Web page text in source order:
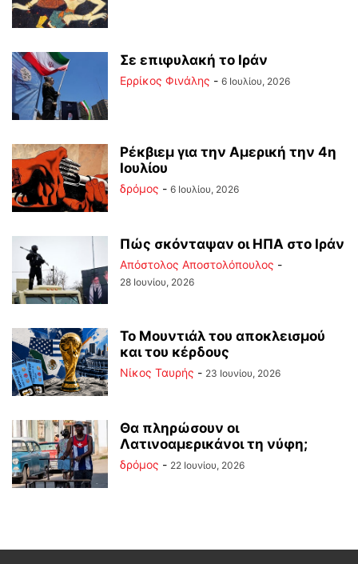
Σε επιφυλακή το Ιράν
Ερρίκος Φινάλης - 6 Ιουλίου, 2026
Ρέκβιεμ για την Αμερική την 4η
Ιουλίου
δρόμος - 6 Ιουλίου, 2026
Πώς σκόνταψαν οι ΗΠΑ στο Ιράν
Απόστολος Αποστολόπουλος -
28 Ιουνίου, 2026
Το Μουντιάλ του αποκλεισμού
και του κέρδους
Νίκος Ταυρής - 23 Ιουνίου, 2026
Θα πληρώσουν οι
Λατινοαμερικάνοι τη νύφη;
δρόμος - 22 Ιουνίου, 2026